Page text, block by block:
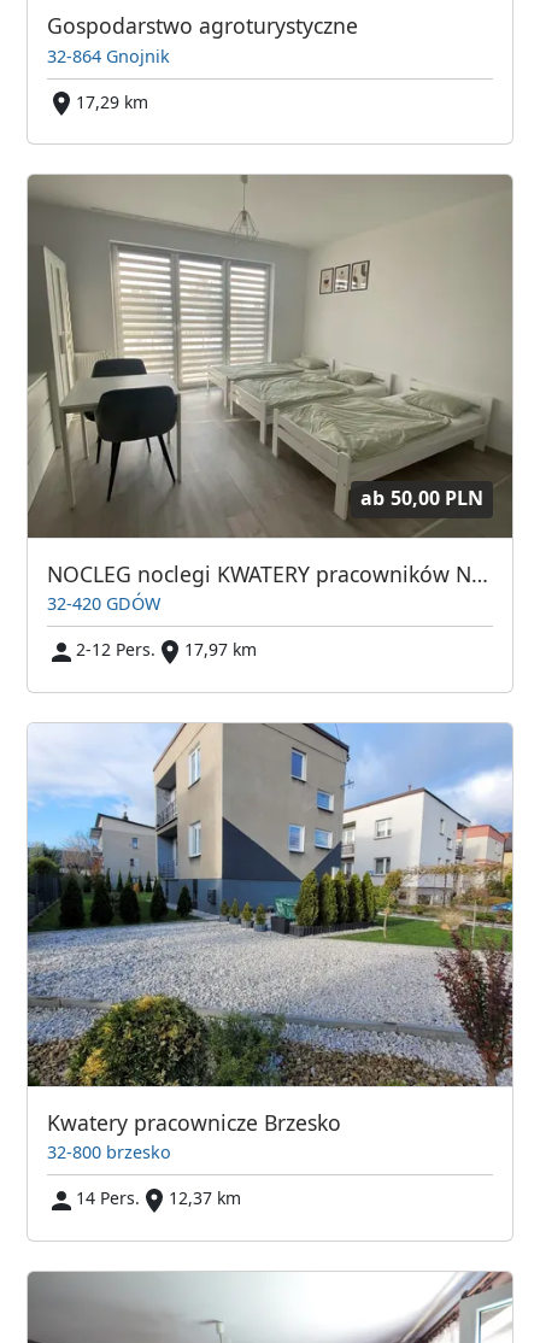
Gospodarstwo agroturystyczne
32-864 Gnojnik
17,29 km
ab 50,00 PLN
NOCLEG noclegi KWATERY pracowników Niepołomice Bochnia Wieliczka Gdów
32-420 GDÓW
2-12 Pers.
17,97 km
Kwatery pracownicze Brzesko
32-800 brzesko
14 Pers.
12,37 km